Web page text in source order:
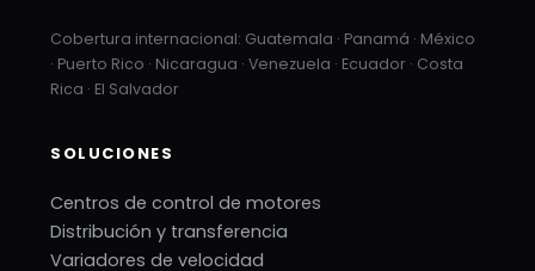
Cobertura internacional: Guatemala · Panamá · México
· Puerto Rico · Nicaragua · Venezuela · Ecuador · Costa
Rica · El Salvador
SOLUCIONES
Centros de control de motores
Distribución y transferencia
Variadores de velocidad